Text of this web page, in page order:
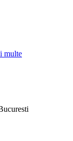
multe